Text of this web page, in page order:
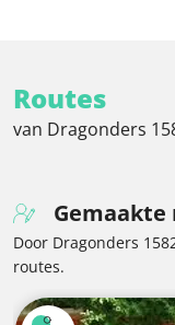
Routes
van Dragonders
Gemaakte
Door Dragonders
routes.